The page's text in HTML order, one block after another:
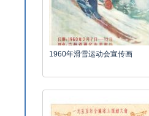
1960年滑雪运动会宣传画